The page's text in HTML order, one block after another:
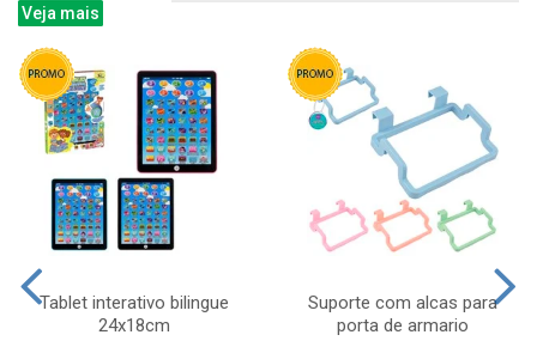
Veja mais
Tablet interativo bilingue
24x18cm
Suporte com alcas para
porta de armario